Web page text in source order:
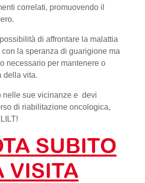
correlati, promuovendo il
di affrontare la malattia
la speranza di guarigione ma
necessario per mantenere o
della vita.
nelle sue vicinanze e devi
di riabilitazione oncologica,
SUBITO
VISITA